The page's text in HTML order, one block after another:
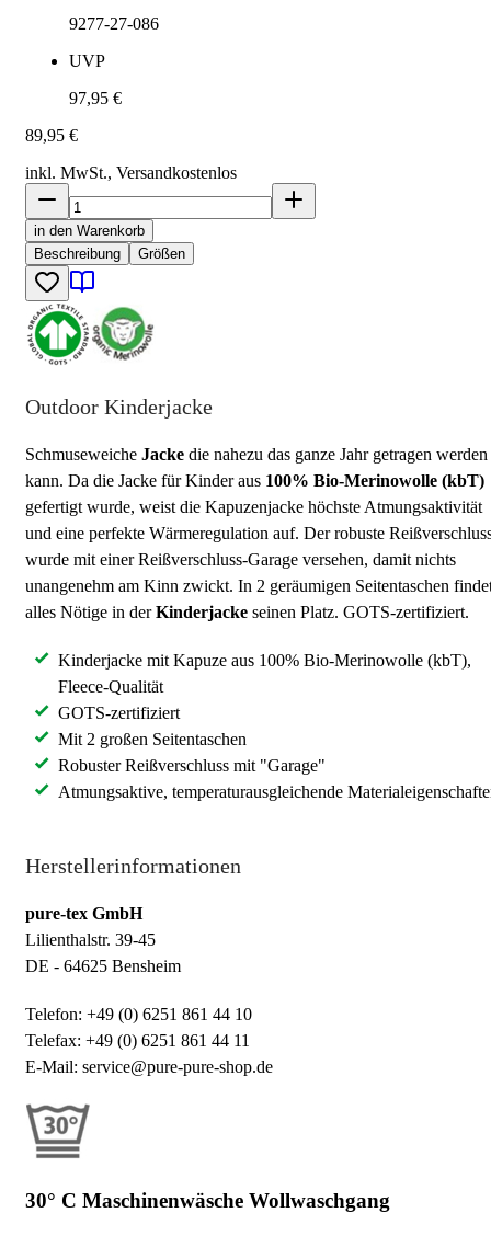
9277-27-086
UVP
97,95 €
89,95 €
inkl. MwSt., Versandkostenlos
in den Warenkorb
Beschreibung
Größen
Outdoor Kinderjacke
Schmuseweiche Jacke die nahezu das ganze Jahr getragen werden
kann. Da die Jacke für Kinder aus 100% Bio-Merinowolle (kbT)
gefertigt wurde, weist die Kapuzenjacke höchste Atmungsaktivität
und eine perfekte Wärmeregulation auf. Der robuste
wurde mit einer Reißverschluss-Garage versehen, damit nichts
unangenehm am Kinn zwickt. In 2 geräumigen Seitentaschen
alles Nötige in derKinderjacke seinen Platz. GOTS-zertifiziert.
Kinderjacke mit Kapuze aus 100% Bio-Merinowolle (kbT),
Fleece-Qualität
GOTS-zertifiziert
Mit 2 großen Seitentaschen
Robuster Reißverschluss mit "Garage"
Atmungsaktive, temperaturausgleichende
Herstellerinformationen
pure-tex GmbH
Lilienthalstr. 39-45
DE - 64625 Bensheim
Telefon: +49 (0) 6251 861 44 10
Telefax: +49 (0) 6251 861 44 11
E-Mail: service@pure-pure-shop.de
30° C Maschinenwäsche Wollwaschgang